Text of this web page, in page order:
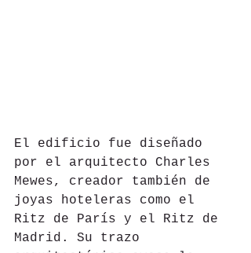
El edificio fue diseñado
por el arquitecto Charles
Mewes, creador también de
joyas hoteleras como el
Ritz de París y el Ritz de
Madrid. Su trazo